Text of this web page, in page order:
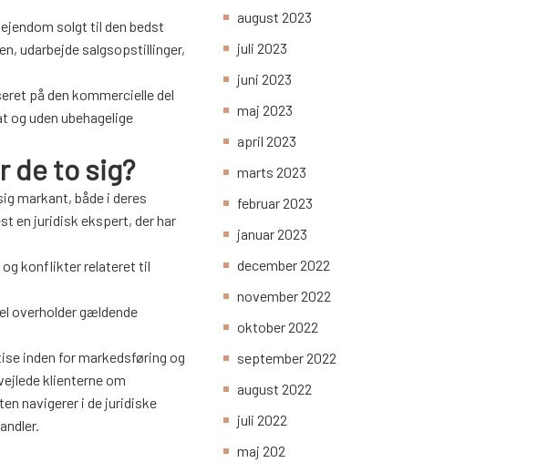
solgt til den bedst
udarbejde salgsopstillinger,
på den kommercielle del
og uden ubehagelige
de to sig?
markant, både i deres
en juridisk ekspert, der har
og konflikter relateret til
overholder gældende
inden for markedsføring og
klienterne om
navigerer i de juridiske
august 2023
juli 2023
juni 2023
maj 2023
april 2023
marts 2023
februar 2023
januar 2023
december 2022
november 2022
oktober 2022
september 2022
august 2022
juli 2022
maj 202